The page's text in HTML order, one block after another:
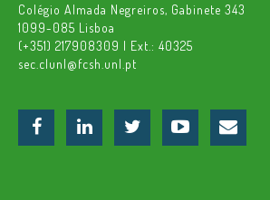
Colégio Almada Negreiros, Gabinete 343
1099-085 Lisboa
(+351) 217908309 | Ext.: 40325
sec.clunl@fcsh.unl.pt